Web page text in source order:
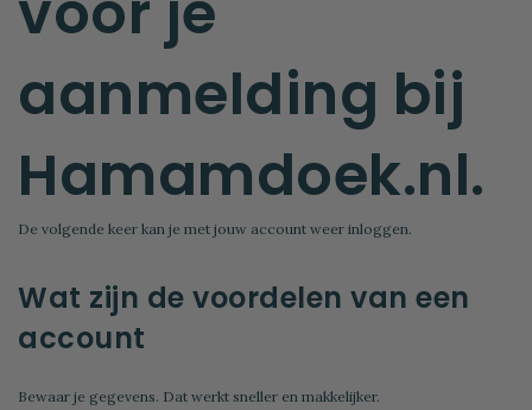
aanmelding bij
Hamamdoek.nl.
De volgende keer kan je met jouw account weer inloggen.
Wat zijn de voordelen van een
account
Bewaar je gegevens. Dat werkt sneller en makkelijker.